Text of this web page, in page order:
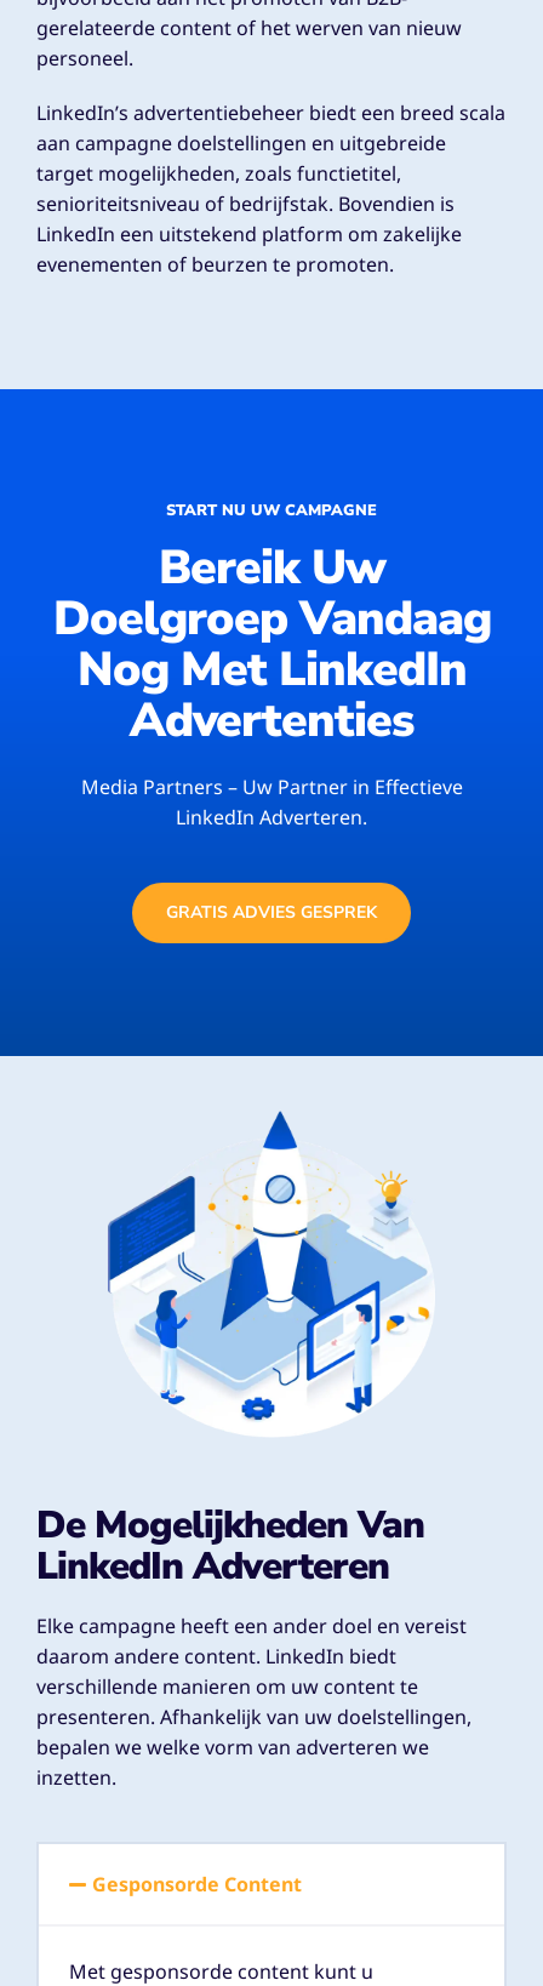
gerelateerde content of het werven van nieuw
personeel.
LinkedIn’s advertentiebeheer biedt een breed scala
aan campagne doelstellingen en uitgebreide
target mogelijkheden, zoals functietitel,
senioriteitsniveau of bedrijfstak. Bovendien is
LinkedIn een uitstekend platform om zakelijke
evenementen of beurzen te promoten.
START NU UW CAMPAGNE
Bereik Uw
Doelgroep Vandaag
Nog Met LinkedIn
Advertenties
Media Partners – Uw Partner in Effectieve
LinkedIn Adverteren.
GRATIS ADVIES GESPREK
De Mogelijkheden Van
LinkedIn Adverteren
Elke campagne heeft een ander doel en vereist
daarom andere content. LinkedIn biedt
verschillende manieren om uw content te
presenteren. Afhankelijk van uw doelstellingen,
bepalen we welke vorm van adverteren we
inzetten.
Gesponsorde Content
Met gesponsorde content kunt u